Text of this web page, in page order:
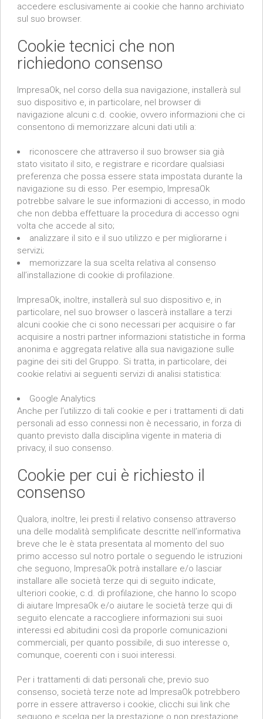
accedere esclusivamente ai cookie che hanno archiviato
sul suo browser.
Cookie tecnici che non
richiedono consenso
ImpresaOk, nel corso della sua navigazione, installerà sul
suo dispositivo e, in particolare, nel browser di
navigazione alcuni c.d. cookie, ovvero informazioni che ci
consentono di memorizzare alcuni dati utili a:
riconoscere che attraverso il suo browser sia già
stato visitato il sito, e registrare e ricordare qualsiasi
preferenza che possa essere stata impostata durante la
navigazione su di esso. Per esempio, ImpresaOk
potrebbe salvare le sue informazioni di accesso, in modo
che non debba effettuare la procedura di accesso ogni
volta che accede al sito;
analizzare il sito e il suo utilizzo e per migliorarne i
servizi;
memorizzare la sua scelta relativa al consenso
all’installazione di cookie di profilazione.
ImpresaOk, inoltre, installerà sul suo dispositivo e, in
particolare, nel suo browser o lascerà installare a terzi
alcuni cookie che ci sono necessari per acquisire o far
acquisire a nostri partner informazioni statistiche in forma
anonima e aggregata relative alla sua navigazione sulle
pagine dei siti del Gruppo. Si tratta, in particolare, dei
cookie relativi ai seguenti servizi di analisi statistica:
Google Analytics
Anche per l’utilizzo di tali cookie e per i trattamenti di dati
personali ad esso connessi non è necessario, in forza di
quanto previsto dalla disciplina vigente in materia di
privacy, il suo consenso.
Cookie per cui è richiesto il
consenso
Qualora, inoltre, lei presti il relativo consenso attraverso
una delle modalità semplificate descritte nell’informativa
breve che le è stata presentata al momento del suo
primo accesso sul notro portale o seguendo le istruzioni
che seguono, ImpresaOk potrà installare e/o lasciar
installare alle società terze qui di seguito indicate,
ulteriori cookie, c.d. di profilazione, che hanno lo scopo
di aiutare ImpresaOk e/o aiutare le società terze qui di
seguito elencate a raccogliere informazioni sui suoi
interessi ed abitudini così da proporle comunicazioni
commerciali, per quanto possibile, di suo interesse o,
comunque, coerenti con i suoi interessi.
Per i trattamenti di dati personali che, previo suo
consenso, società terze note ad ImpresaOk potrebbero
porre in essere attraverso i cookie, clicchi sui link che
seguono e scelga per la prestazione o non prestazione